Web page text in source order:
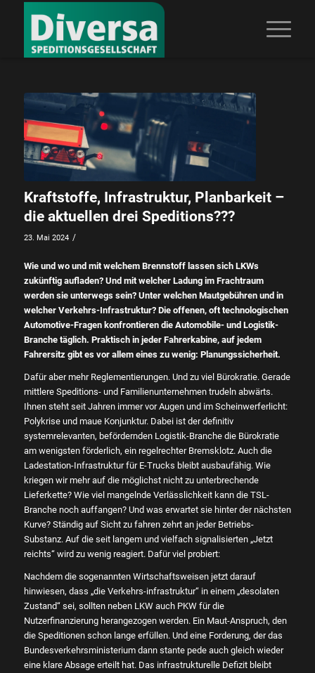
Kraftstoffe, Infrastruktur, Planbarkeit –
die aktuellen drei Speditions???
23. Mai 2024 /
Wie und wo und mit welchem Brennstoff lassen sich LKWs
zukünftig aufladen? Und mit welcher Ladung im Frachtraum
werden sie unterwegs sein? Unter welchen Mautgebühren und in
welcher Verkehrs-Infrastruktur? Die offenen, oft technologischen
Automotive-Fragen konfrontieren die Automobile- und Logistik-
Branche täglich. Praktisch in jeder Fahrerkabine, auf jedem
Fahrersitz gibt es vor allem eines zu wenig: Planungssicherheit.
Dafür aber mehr Reglementierungen. Und zu viel Bürokratie. Gerade
mittlere Speditions- und Familienunternehmen trudeln abwärts.
Ihnen steht seit Jahren immer vor Augen und im Scheinwerferlicht:
Polykrise und maue Konjunktur. Dabei ist der definitiv
systemrelevanten, befördernden Logistik-Branche die Bürokratie
am wenigsten förderlich, ein regelrechter Bremsklotz. Auch die
Ladestation-Infrastruktur für E-Trucks bleibt ausbaufähig. Wie
kriegen wir mehr auf die möglichst nicht zu unterbrechende
Lieferkette? Wie viel mangelnde Verlässlichkeit kann die TSL-
Branche noch auffangen? Und was erwartet sie hinter der nächsten
Kurve? Ständig auf Sicht zu fahren zehrt an jeder Betriebs-
Substanz. Auf die seit langem und vielfach signalisierten „Jetzt
reichts“ wird zu wenig reagiert. Dafür viel probiert:
Nachdem die sogenannten Wirtschaftsweisen jetzt darauf
hinwiesen, dass „die Verkehrs-infrastruktur“ in einem „desolaten
Zustand“ sei, sollten neben LKW auch PKW für die
Nutzerfinanzierung herangezogen werden. Ein Maut-Anspruch, den
die Speditionen schon lange erfüllen. Und eine Forderung, der das
Bundesverkehrsministerium dann stante pede auch gleich wieder
eine klare Absage erteilt hat. Das infrastrukturelle Defizit bleibt